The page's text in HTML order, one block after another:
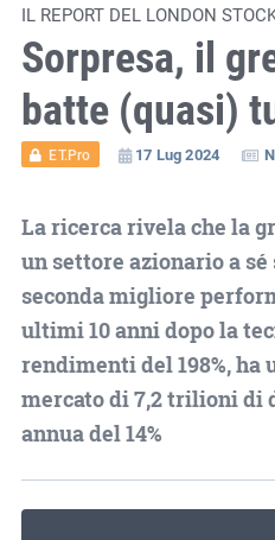
IL REPORT DEL LONDON
Sorpresa, il
batte (quasi)
ET.Pro 17 Lug 2024
La ricerca rivela che la
un settore azionario a
seconda migliore
ultimi 10 anni dopo la
rendimenti del 198%, ha
mercato di 7,2 trilioni di
annua del 14%